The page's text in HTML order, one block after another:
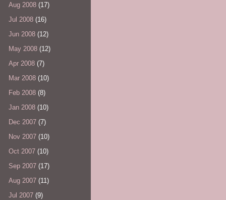
Aug 2008 (17)
Jul 2008 (16)
Jun 2008 (12)
May 2008 (12)
Apr 2008 (7)
Mar 2008 (10)
Feb 2008 (8)
Jan 2008 (10)
Dec 2007 (7)
Nov 2007 (10)
Oct 2007 (10)
Sep 2007 (17)
Aug 2007 (11)
Jul 2007 (9)